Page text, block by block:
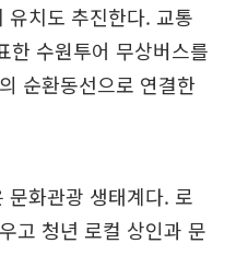
유치도 추진한다. 교통
한 수원투어 무상버스를
순환동선으로 연결한
문화관광 생태계다. 로
고 청년 로컬 상인과 문